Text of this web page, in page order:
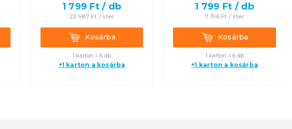
1 799 Ft / db
23 987 Ft / liter
KosárbaKosárba
1 karton = 6 db
+1 karton a kosárba
1 799 Ft / db
7 196 Ft / liter
KosárbaKosárba
1 karton = 6 db
+1 karton a kosárba